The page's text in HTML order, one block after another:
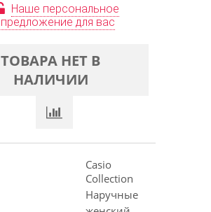
Наше персональное
предложение для вас
ТОВАРА НЕТ В
НАЛИЧИИ
Casio
Collection
Наручные